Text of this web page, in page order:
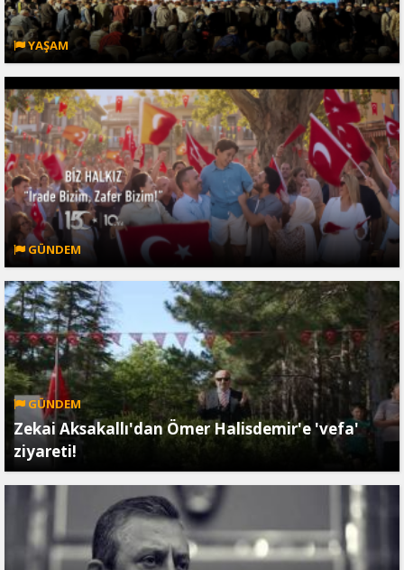
YAŞAM
GÜNDEM
GÜNDEM
Zekai Aksakallı'dan Ömer Halisdemir'e 'vefa'
ziyareti!